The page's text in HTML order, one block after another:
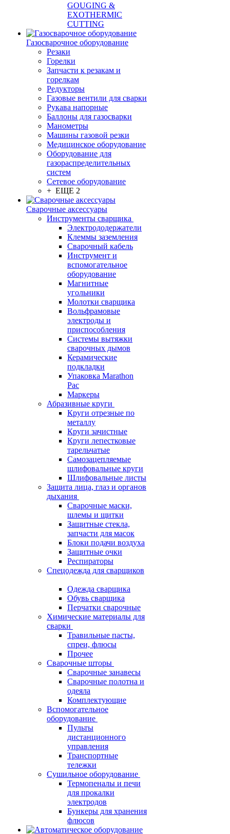
GOUGING &
EXOTHERMIC
CUTTING
Газосварочное оборудование
Резаки
Горелки
Запчасти к резакам и
горелкам
Редукторы
Газовые вентили для сварки
Рукава напорные
Баллоны для газосварки
Манометры
Машины газовой резки
Медицинское оборудование
Оборудование для
газораспределительных
систем
Сетевое оборудование
+ ЕЩЕ 2
Сварочные аксессуары
Инструменты сварщика
Электрододержатели
Клеммы заземления
Сварочный кабель
Инструмент и
вспомогательное
оборудование
Магнитные
угольники
Молотки сварщика
Вольфрамовые
электроды и
приспособления
Системы вытяжки
сварочных дымов
Керамические
подкладки
Упаковка Marathon
Pac
Маркеры
Абразивные круги
Круги отрезные по
металлу
Круги зачистные
Круги лепестковые
тарельчатые
Самозацепляемые
шлифовальные круги
Шлифовальные листы
Защита лица, глаз и органов
дыхания
Сварочные маски,
шлемы и щитки
Защитные стекла,
запчасти для масок
Блоки подачи воздуха
Защитные очки
Респираторы
Спецодежда для сварщиков
Одежда сварщика
Обувь сварщика
Перчатки сварочные
Химические материалы для
сварки
Травильные пасты,
спреи, флюсы
Прочее
Сварочные шторы
Сварочные занавесы
Сварочные полотна и
одеяла
Комплектующие
Вспомогательное
оборудование
Пульты
дистанционного
управления
Транспортные
тележки
Сушильное оборудование
Термопеналы и печи
для прокалки
электродов
Бункеры для хранения
флюсов